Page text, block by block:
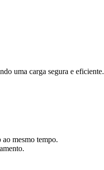
uma carga segura e eficiente.
mesmo tempo.